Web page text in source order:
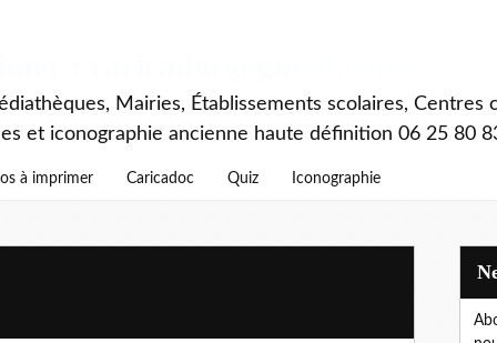
Mairies, Établissements scolaires, Centres
et iconographie ancienne haute définition 06 25 80
à imprimer Caricadoc Quiz Iconographie